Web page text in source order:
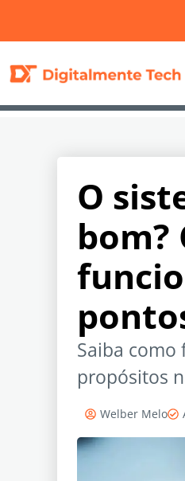
O
bom?
Saiba como
propósitos
Welber Melo